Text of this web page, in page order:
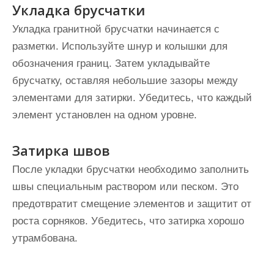
Укладка брусчатки
Укладка гранитной брусчатки начинается с
разметки. Используйте шнур и колышки для
обозначения границ. Затем укладывайте
брусчатку, оставляя небольшие зазоры между
элементами для затирки. Убедитесь, что каждый
элемент установлен на одном уровне.
Затирка швов
После укладки брусчатки необходимо заполнить
швы специальным раствором или песком. Это
предотвратит смещение элементов и защитит от
роста сорняков. Убедитесь, что затирка хорошо
утрамбована.